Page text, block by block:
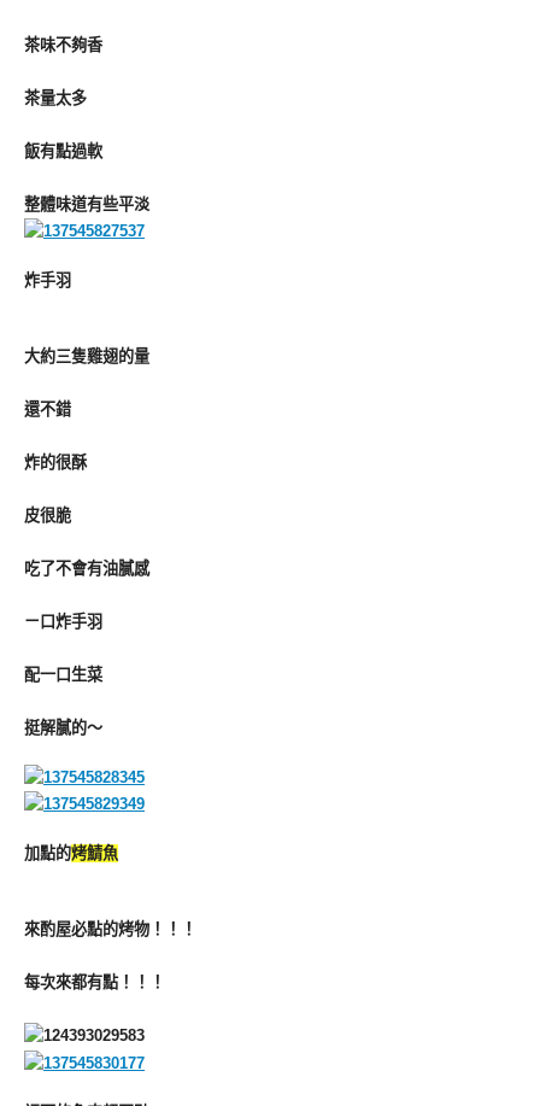
茶味不夠香
茶量太多
飯有點過軟
整體味道有些平淡
炸手羽
大約三隻雞翅的量
還不錯
炸的很酥
皮很脆
吃了不會有油膩感
ㄧ口炸手羽
配一口生菜
挺解膩的～
加點的烤鯖魚
來酌屋必點的烤物！！！
每次來都有點！！！